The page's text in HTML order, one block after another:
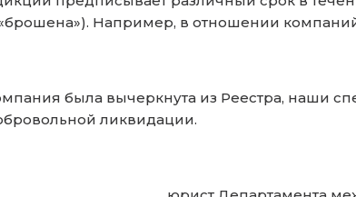
Например, в отношении компаний
была вычеркнута из Реестра, наши
ликвидации.